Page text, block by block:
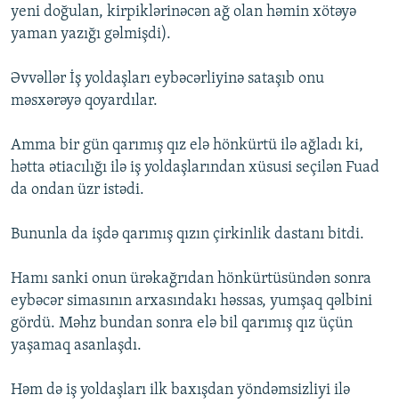
yeni doğulan, kirpiklərinəcən ağ olan həmin xötəyə
yaman yazığı gəlmişdi).
Əvvəllər İş yoldaşları eybəcərliyinə sataşıb onu
məsxərəyə qoyardılar.
Amma bir gün qarımış qız elə hönkürtü ilə ağladı ki,
hətta ətiacılığı ilə iş yoldaşlarından xüsusi seçilən Fuad
da ondan üzr istədi.
Bununla da işdə qarımış qızın çirkinlik dastanı bitdi.
Hamı sanki onun ürəkağrıdan hönkürtüsündən sonra
eybəcər simasının arxasındakı həssas, yumşaq qəlbini
gördü. Məhz bundan sonra elə bil qarımış qız üçün
yaşamaq asanlaşdı.
Həm də iş yoldaşları ilk baxışdan yöndəmsizliyi ilə